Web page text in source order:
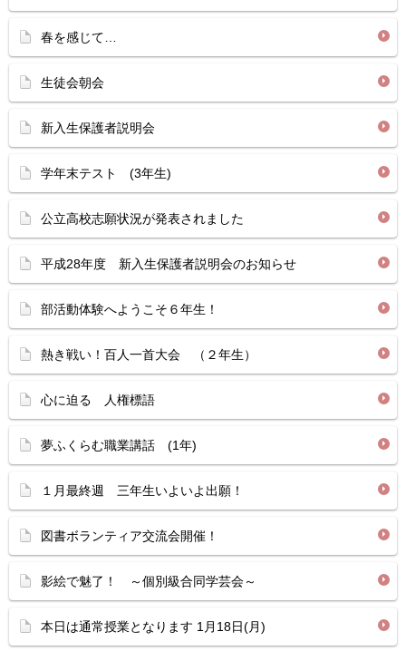
春を感じて…
生徒会朝会
新入生保護者説明会
学年末テスト (3年生)
公立高校志願状況が発表されました
平成28年度 新入生保護者説明会のお知らせ
部活動体験へようこそ６年生！
熱き戦い！百人一首大会 （２年生）
心に迫る 人権標語
夢ふくらむ職業講話 (1年)
１月最終週 三年生いよいよ出願！
図書ボランティア交流会開催！
影絵で魅了！ ～個別級合同学芸会～
本日は通常授業となります 1月18日(月)